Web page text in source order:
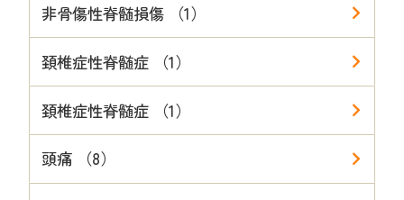
非骨傷性脊髄損傷 （1）
頚椎症性脊髄症 （1）
頚椎症性脊髄症 （1）
頭痛 （8）